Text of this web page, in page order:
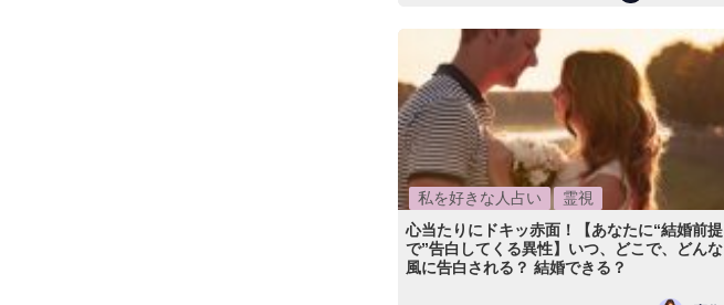
私を好きな人占い
霊視
心当たりにドキッ赤面！【あなたに“結婚前提
で”告白してくる異性】いつ、どこで、どんな
風に告白される？ 結婚できる？